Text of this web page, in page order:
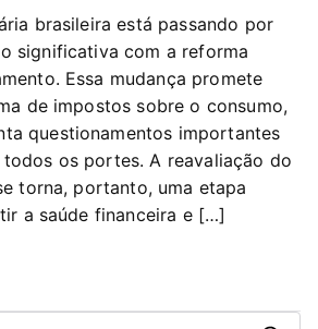
brasileira está passando por
significativa com a reforma
Essa mudança promete
de impostos sobre o consumo,
questionamentos importantes
todos os portes. A reavaliação do
torna, portanto, uma etapa
a saúde financeira e […]